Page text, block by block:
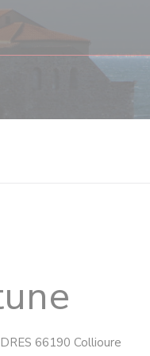
66190 Collioure